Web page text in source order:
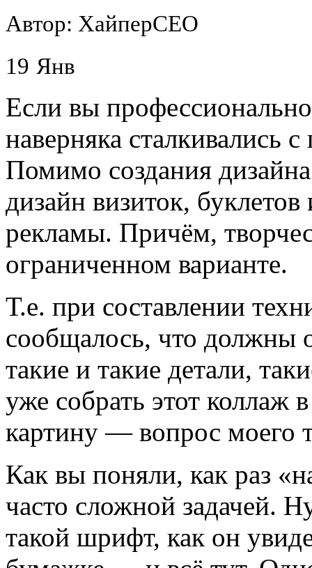
Автор: ХайперСЕО
19 Янв
Если вы
наверняка сталкивались
Помимо создания
дизайн визиток,
рекламы. Причём,
ограниченном варианте.
Т.е. при составлении
сообщалось, что должны
такие и такие детали,
уже собрать этот
картину — вопрос моего
Как вы поняли, как раз
часто сложной задачей.
такой шрифт, как он